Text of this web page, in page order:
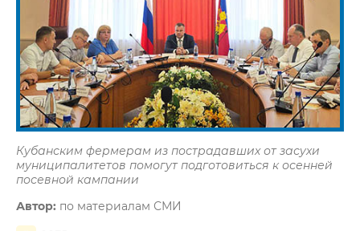
Кубанским фермерам из пострадавших от засухи
муниципалитетов помогут подготовиться к осенней
посевной кампании
Автор: по материалам СМИ